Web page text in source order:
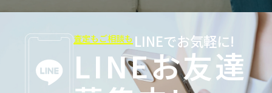
査定もご相談も LINEでお気軽に!
LINEお友達